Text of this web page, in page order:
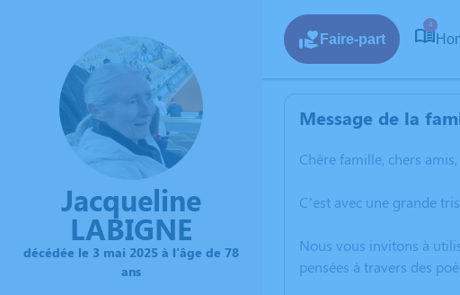
Jacqueline
LABIGNE
décédée le 3 mai 2025 à l'âge de 78
ans
Faire-part
4
Message de la
Chère famille, chers amis,
C’est avec une grande
Nous vous invitons à
pensées à travers des